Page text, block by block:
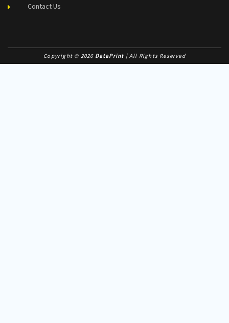
Contact Us
Copyright © 2026 DataPrint| All Rights Reserved